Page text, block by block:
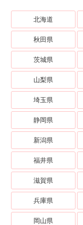
北海道
秋田県
茨城県
山梨県
埼玉県
静岡県
新潟県
福井県
滋賀県
兵庫県
岡山県